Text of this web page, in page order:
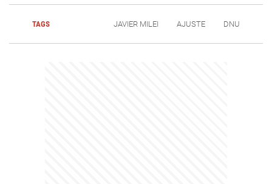
TAGS JAVIER MILEI AJUSTE DNU